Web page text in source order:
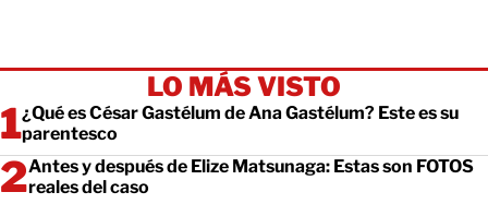
LO MÁS VISTO
¿Qué es César Gastélum de Ana Gastélum? Este es su
parentesco
Antes y después de Elize Matsunaga: Estas son FOTOS
reales del caso